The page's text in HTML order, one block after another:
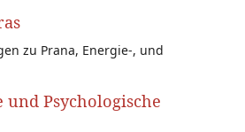
zu Prana, Energie-, und
und Psychologische